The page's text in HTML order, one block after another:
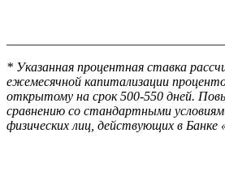
* Указанная процентная ставка
ежемесячной капитализации
открытому на срок 500-550 дней.
сравнению со стандартными
физических лиц, действующих в